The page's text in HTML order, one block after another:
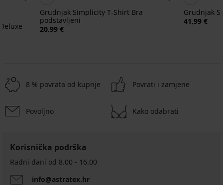
Grudnjak Simplicity T-Shirt Bra
podstavljeni
20,99 €
Grudnjak
41,99 €
8 % povrata od kupnje Povrati i zamjene
Povoljno Kako odabrati
Korisnička podrška
Radni dani od 8.00 - 16.00
info@astratex.hr